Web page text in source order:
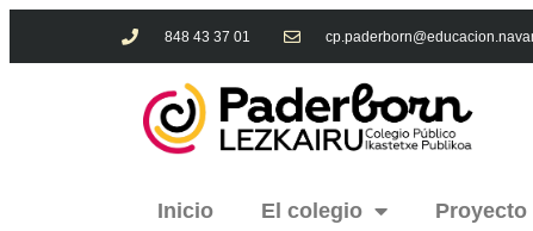
848 43 37 01
Inicio El colegio